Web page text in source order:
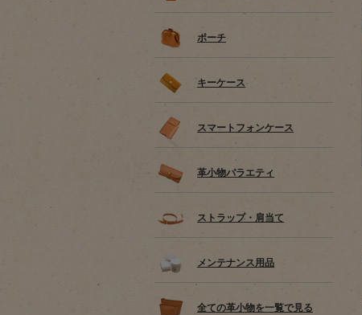
ポーチ
キーケース
スマートフォンケース
革小物バラエティ
ストラップ・肩当て
メンテナンス用品
全ての革小物を一覧で見る